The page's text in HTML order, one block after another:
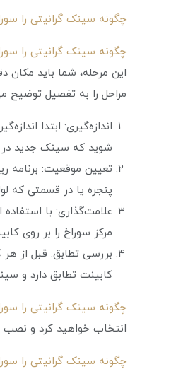
چگونه سینک گرانیتی را
چگونه سینک گرانیتی را
این مرحله، شما باید
مراحل را به تفصیل توضیح
اندازه‌گیری: ابتدا
شوید که سینک جدید
تعیین موقعیت: برنامه
پنجره یا در قسمتی
علامت‌گذاری: با
مرکز سوراخ را بر روی
بررسی تطابق: قبل از
کابینت تطابق دارد و
چگونه سینک گرانیتی را
انتخاب خواهید کرد و
چگونه سینک گرانیتی را